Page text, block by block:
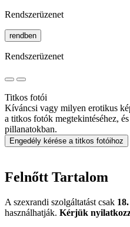
Rendszerüzenet
rendben
Rendszerüzenet
Titkos fotói
Kíváncsi vagy milyen erotikus
a titkos fotók megtekintéséhez,
pillanatokban.
Engedély kérése a titkos fotóihoz
Felnőtt Tartalom
A szexrandi szolgáltatást csak
használhatják. Kérjük